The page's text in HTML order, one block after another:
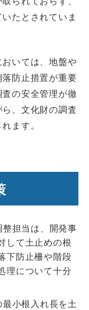
たとされていま
いては、地盤や
防止措置が重要
の安全管理が徹
、文化財の調査
ます。
担当は、開発事
して土止めの根
下防止柵や階段
理について十分
小根入れ長を土